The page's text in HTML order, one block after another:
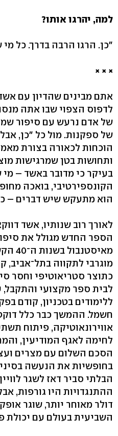
למה, יהרגו אותו?
"כן. הרגו הרבה בדרך. כל
× × ×
אתם מבינים שהדיון עם
לדפוס הצפוי שבו אתה
של אדם נרעש עם סיפור
של ספקנות. מול כל "כן,
הוכחות לכאורה בצורת
ותחושות בטן שמרגישות
בעיקר כי מדובר באשד – מי
הקונספירטיבי, בואכה
הוא מתעקש שיש דברים –
לאורך רוב שנותיו, אשד
הספר החדש מגולל את
מוגרבי לתקווה בתל־אביב,
כתוצר סטריאוטיפי וחסר
לבית ספר מקצועי והתקבל,
ללימודים בטכניון, קודם
חשמל. ההמשך כבר כלל
אווירונאוטיקה, פיתוח
לחימה לאגף המודיעין,
הסכם השלום עם מצרים
בחופשיות את הנעשה
הבלתי סביר דאז לשגר
השביעית בעולם עם יכולת